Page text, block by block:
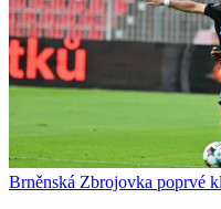
Brněnská Zbrojovka poprvé